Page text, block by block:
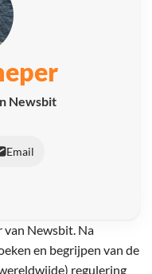
Newsbit
Email
van Newsbit. Na
en begrijpen van de
regulering